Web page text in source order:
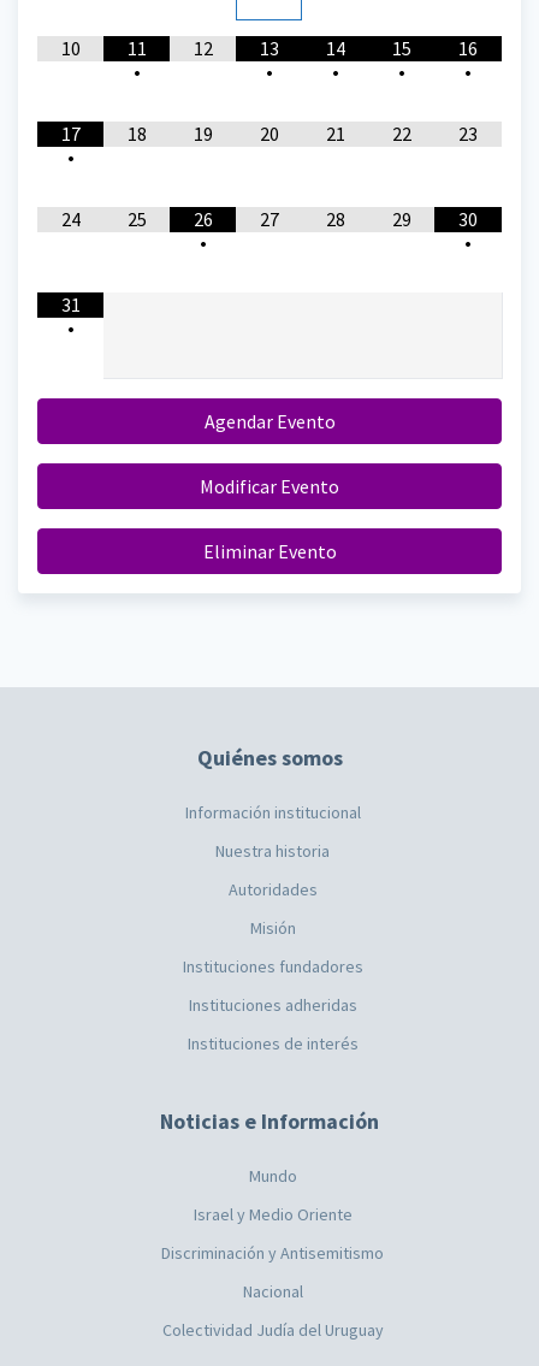
10
11
•
12
13
•
14
•
15
•
16
•
17
•
18 19 20 21 22 23
24 25
26
•
27 28 29
30
•
31
•
Agendar Evento
Modificar Evento
Eliminar Evento
Quiénes somos
Información institucional
Nuestra historia
Autoridades
Misión
Instituciones fundadores
Instituciones adheridas
Instituciones de interés
Noticias e Información
Mundo
Israel y Medio Oriente
Discriminación y Antisemitismo
Nacional
Colectividad Judía del Uruguay